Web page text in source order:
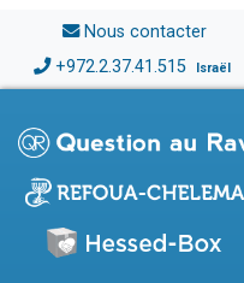
Nous contacter
+972.2.37.41.515 Israël